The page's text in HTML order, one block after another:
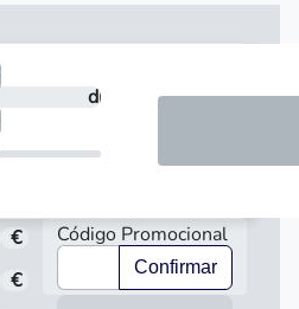
cuántos días quieres devolverlo?
días
a pagarImporte
€
de Vencimiento
€
Código Promocional
Confirmar